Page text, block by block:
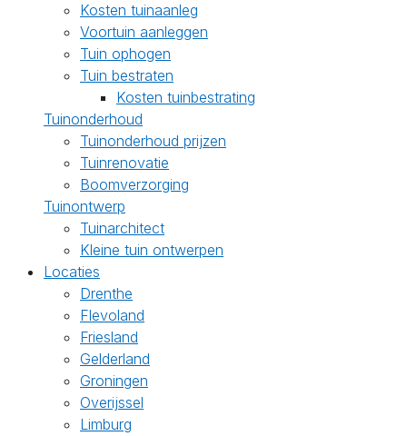
Kosten tuinaanleg
Voortuin aanleggen
Tuin ophogen
Tuin bestraten
Kosten tuinbestrating
Tuinonderhoud
Tuinonderhoud prijzen
Tuinrenovatie
Boomverzorging
Tuinontwerp
Tuinarchitect
Kleine tuin ontwerpen
Locaties
Drenthe
Flevoland
Friesland
Gelderland
Groningen
Overijssel
Limburg